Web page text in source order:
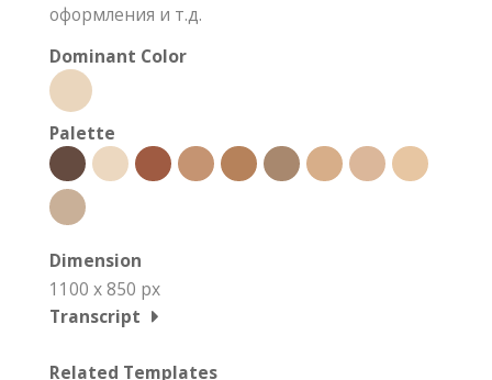
оформления и т.д.
Dominant Color
Palette
Dimension
1100 x 850 px
Transcript
Related Templates